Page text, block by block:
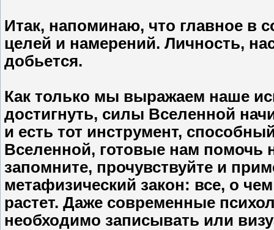
Итак, напоминаю, что главное в
целей и намерений. Личность,
добьется.
Как только мы выражаем наше
достигнуть, силы Вселенной
и есть тот инструмент,
Вселенной, готовые нам помочь
запомните, прочувствуйте и
метафизический закон: все, о
растет. Даже современные
необходимо записывать или